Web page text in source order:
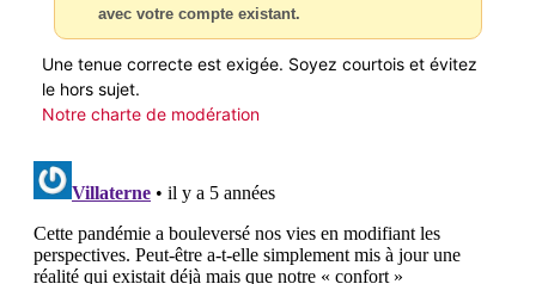
avec votre compte existant.
Une tenue correcte est exigée. Soyez courtois et évitez
le hors sujet.
Notre charte de modération